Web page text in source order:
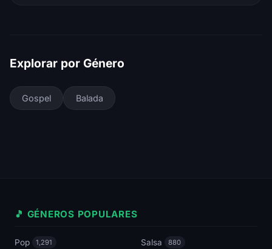
Explorar por Género
Gospel Balada
🎵 GÉNEROS POPULARES
Pop 1,291 Salsa 880